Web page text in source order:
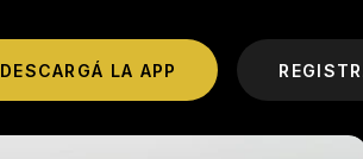
DESCARGÁ LA APP